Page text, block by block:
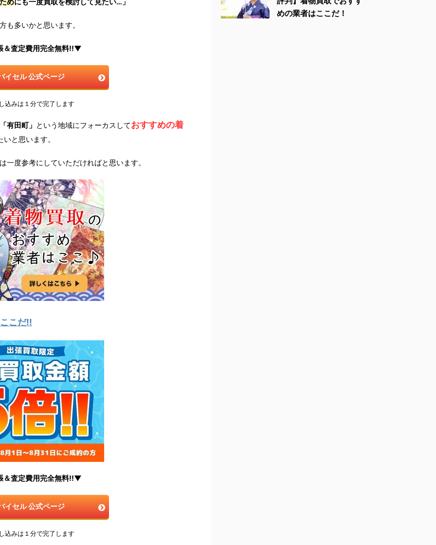
も多いかと思います。
査定費用完全無料!!▼
イセル 公式ページ
込みは１分で完了します
有田町」 という地域にフォーカスしておすすめの着
と思います。
度参考にしていただければと思います。
こだ!!
査定費用完全無料!!▼
イセル 公式ページ
込みは１分で完了します
めの業者はここだ！